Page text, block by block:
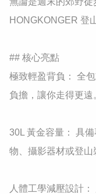
HONGKONGER 登
## 核心亮點
極致輕盈背負： 全
負擔，讓你走得更遠
30L 黃金容量： 具
物、攝影器材或登山
人體工學減壓設計